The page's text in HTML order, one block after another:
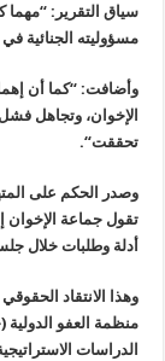
سياق التقرير: “مهما
مسؤوليته الجنائية
وأضافت: “كما أن
الإخوان، وتجاهل
تحققت“.
وصدر الحكم على
أدلة وطلبات خلال
وهذا الانتقاد
منظمة العفو الدولية
الدراسات